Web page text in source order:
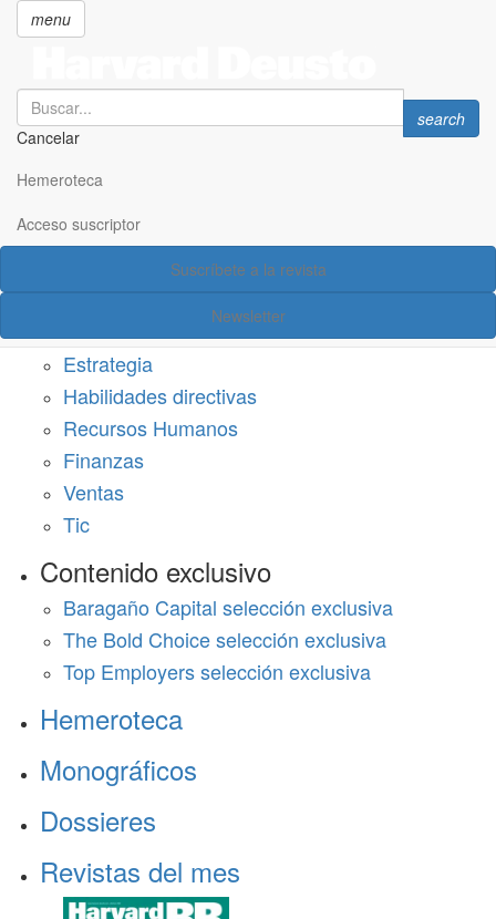
principal
menu
Search
Cancelar
Search
search
Hemeroteca
Acceso suscriptor
Suscríbete a la revista
Newsletter
Acceso suscriptor
Estrategia
Habilidades directivas
Recursos Humanos
Finanzas
Ventas
Tic
Contenido exclusivo
Baragaño Capital selección exclusiva
The Bold Choice selección exclusiva
Top Employers selección exclusiva
Hemeroteca
Monográficos
Dossieres
Revistas del mes